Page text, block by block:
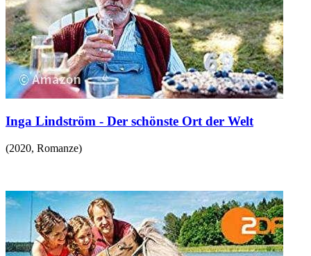
Inga Lindström - Der schönste Ort der Welt
(2020, Romanze)